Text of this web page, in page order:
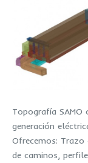
Topografía
generación
Ofrecemos: Trazo
de caminos,